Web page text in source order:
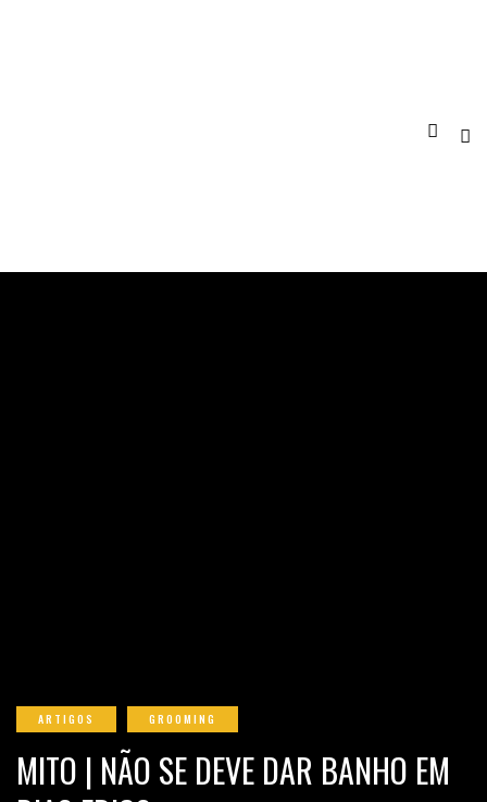
ARTIGOS GROOMING
MITO | NÃO SE DEVE DAR BANHO EM